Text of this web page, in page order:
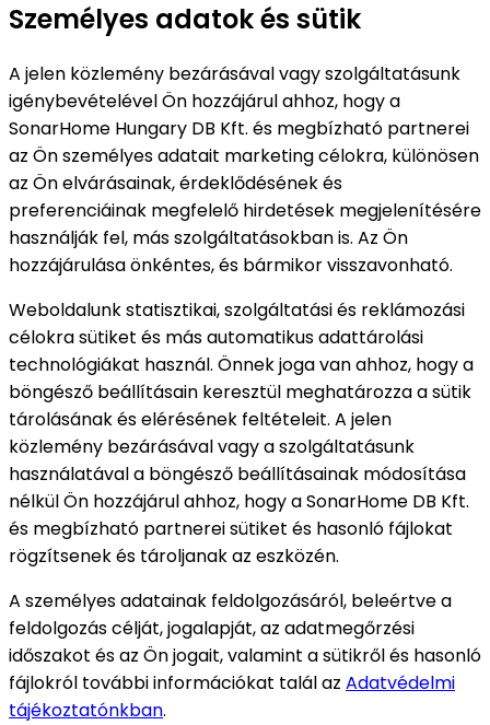
Személyes adatok és sütik
A jelen közlemény bezárásával vagy szolgáltatásunk
igénybevételével Ön hozzájárul ahhoz, hogy a
SonarHome Hungary DB Kft. és megbízható partnerei
az Ön személyes adatait marketing célokra, különösen
az Ön elvárásainak, érdeklődésének és
preferenciáinak megfelelő hirdetések megjelenítésére
használják fel, más szolgáltatásokban is. Az Ön
hozzájárulása önkéntes, és bármikor visszavonható.
Weboldalunk statisztikai, szolgáltatási és reklámozási
célokra sütiket és más automatikus adattárolási
technológiákat használ. Önnek joga van ahhoz, hogy a
böngésző beállításain keresztül meghatározza a sütik
tárolásának és elérésének feltételeit. A jelen
közlemény bezárásával vagy a szolgáltatásunk
használatával a böngésző beállításainak módosítása
nélkül Ön hozzájárul ahhoz, hogy a SonarHome DB Kft.
és megbízható partnerei sütiket és hasonló fájlokat
rögzítsenek és tároljanak az eszközén.
A személyes adatainak feldolgozásáról, beleértve a
feldolgozás célját, jogalapját, az adatmegőrzési
időszakot és az Ön jogait, valamint a sütikről és hasonló
fájlokról további információkat talál az Adatvédelmi
tájékoztatónkban.